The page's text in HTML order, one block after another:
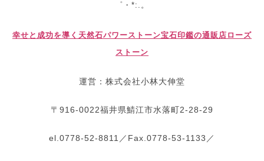
゜・*:.。
幸せと成功を導く天然石パワーストーン宝石印鑑の通販店 ローズ
ストーン
運営：株式会社小林大伸堂
〒916-0022福井県鯖江市水落町2-28-29
el.0778-52-8811／Fax.0778-53-1133／